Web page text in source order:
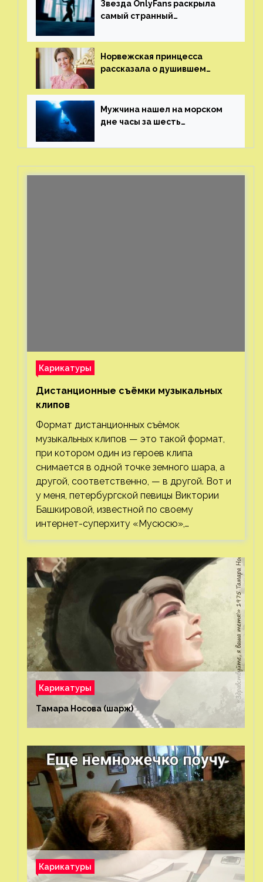
Звезда OnlyFans раскрыла
самый странный
от фаната
Норвежская принцесса
рассказала о душившем
генерала
Мужчина нашел на морском
дне часы за шесть
с помощью пластиковых
Карикатуры
Дистанционные съёмки музыкальных
клипов⁠⁠
Формат дистанционных съёмок
музыкальных клипов — это такой формат,
при котором один из героев клипа
снимается в одной точке земного шара, а
другой, соответственно, — в другой. Вот и
у меня, петербургской певицы Виктории
Башкировой, известной по своему
интернет-суперхиту «Мусюсю»,…
Карикатуры
Тамара Носова (шарж)⁠⁠
Карикатуры